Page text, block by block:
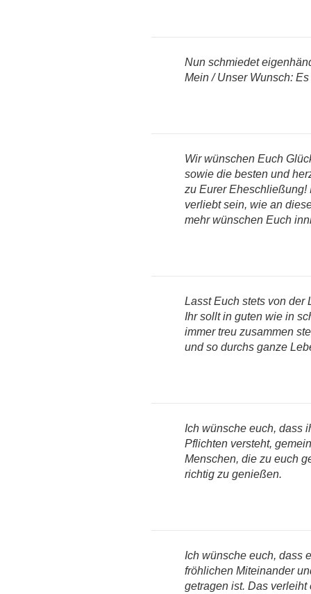
Nun schmiedet
Mein / Unser Wunsch:
Wir wünschen Euch
sowie die besten und
zu Eurer Eheschließung!
verliebt sein, wie an
mehr wünschen Euch
Lasst Euch stets von der
Ihr sollt in guten wie in
immer treu zusammen
und so durchs ganze
Ich wünsche euch, dass
Pflichten versteht,
Menschen, die zu euch
richtig zu genießen.
Ich wünsche euch, dass
fröhlichen Miteinander
getragen ist. Das